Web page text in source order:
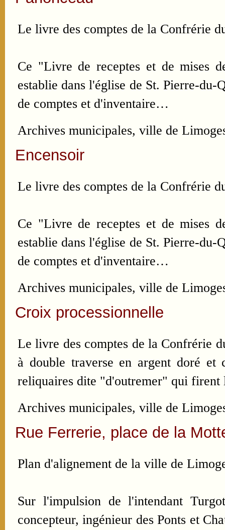
Le livre des comptes de la Confrérie
Ce "Livre de receptes et de mises
establie dans l'église de St. Pierre-
de comptes et d'inventaire…
Archives municipales, ville de
Encensoir
Le livre des comptes de la Confrérie
Ce "Livre de receptes et de mises
establie dans l'église de St. Pierre-
de comptes et d'inventaire…
Archives municipales, ville de
Croix processionnelle
Le livre des comptes de la Confrérie
à double traverse en argent doré et
reliquaires dite "d'outremer" qui
Archives municipales, ville de
Rue Ferrerie, place de la
Plan d'alignement de la ville de
Sur l'impulsion de l'intendant
concepteur, ingénieur des Ponts et